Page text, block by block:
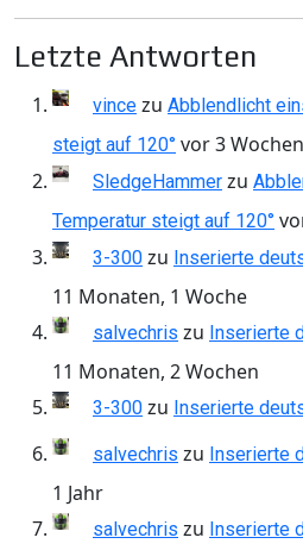
Letzte Antworten
vince zu Abblendlicht
steigt auf 120° vor 3
SledgeHammer zu
Temperatur steigt auf 120°
3-300 zu Inserierte
11 Monaten, 1 Woche
salvechris zu Inserierte
11 Monaten, 2 Wochen
3-300 zu Inserierte
salvechris zu Inserierte
1 Jahr
salvechris zu Inserierte